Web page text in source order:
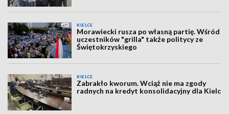
KIELCE
Morawiecki rusza po własną partię. Wśród
uczestników "grilla" także politycy ze
Świętokrzyskiego
KIELCE
Zabrakło kworum. Wciąż nie ma zgody
radnych na kredyt konsolidacyjny dla Kielc